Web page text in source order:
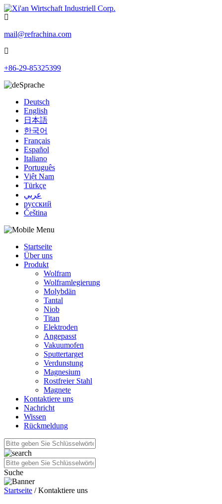
mail@refrachina.com
+86-29-85325399
Sprache
Deutsch
English
日本語
한국어
Français
Español
Italiano
Português
Việt Nam
Türkçe
عربي
русский
Čeština
Startseite
Über uns
Produkt
Wolfram
Wolframlegierung
Molybdän
Tantal
Niob
Titan
Elektroden
Angepasst
Vakuumofen
Sputtertarget
Verdunstung
Magnesium
Rostfreier Stahl
Magnete
Kontaktiere uns
Nachricht
Wissen
Rückmeldung
Suche
Startseite / Kontaktiere uns